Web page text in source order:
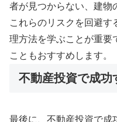
者が見つからない、建物
これらのリスクを回避す
理方法を学ぶことが重要
こともおすすめします。
不動産投資で成功
最後に、不動産投資で成